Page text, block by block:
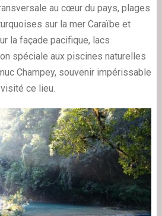
au cœur du pays, plages
sur la mer Caraïbe et
la façade pacifique, lacs
spéciale aux piscines naturelles
Champey, souvenir impérissable
ce lieu.